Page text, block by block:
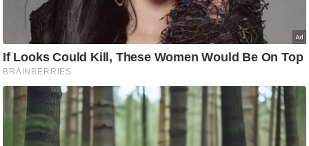
भु
म
हि
मा